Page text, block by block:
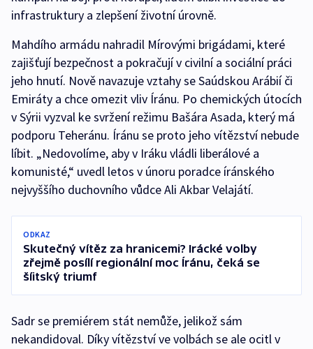
infrastruktury a zlepšení životní úrovně.
Mahdího armádu nahradil Mírovými brigádami, které
zajišťují bezpečnost a pokračují v civilní a sociální práci
jeho hnutí. Nově navazuje vztahy se Saúdskou Arábií či
Emiráty a chce omezit vliv Íránu. Po chemických útocích
v Sýrii vyzval ke svržení režimu Bašára Asada, který má
podporu Teheránu. Íránu se proto jeho vítězství nebude
líbit. „Nedovolíme, aby v Iráku vládli liberálové a
komunisté,“ uvedl letos v únoru poradce íránského
nejvyššího duchovního vůdce Ali Akbar Velajátí.
ODKAZ
Skutečný vítěz za hranicemi? Irácké volby
zřejmě posílí regionální moc Íránu, čeká se
šíitský triumf
Sadr se premiérem stát nemůže, jelikož sám
nekandidoval. Díky vítězství ve volbách se ale ocitl v